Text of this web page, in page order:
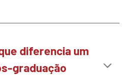
diferencia um
graduação